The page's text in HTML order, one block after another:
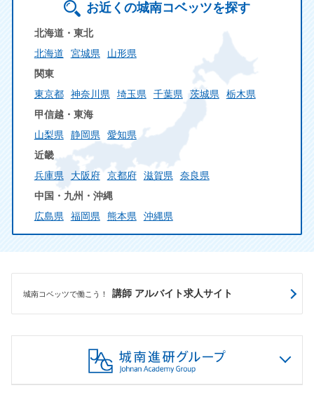
お近くの城南コベッツを探す
北海道・東北
北海道
宮城県
山形県
関東
東京都
神奈川県 埼玉県 千葉県 茨城県
栃木県
甲信越・東海
山梨県
静岡県
愛知県
近畿
兵庫県
大阪府 京都府 滋賀県
奈良県
中国・九州・沖縄
広島県
福岡県 熊本県 沖縄県
城南コベッツで働こう！ 講師 アルバイト求人サイト